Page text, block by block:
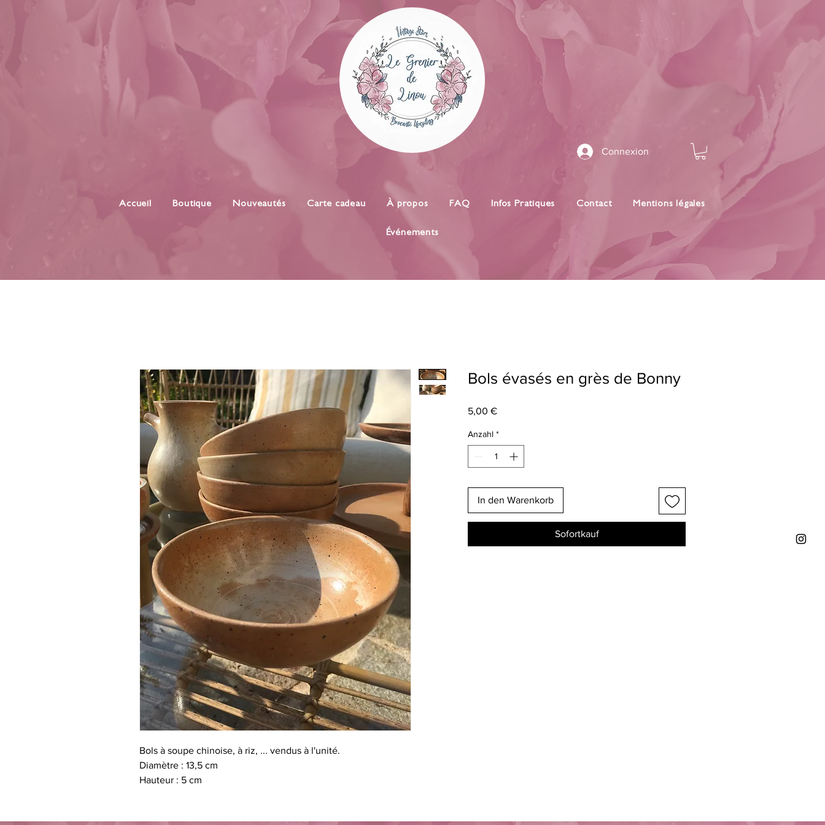
Connexion
Accueil Boutique Nouveautés Carte cadeau À propos FAQ Infos Pratiques Contact Mentions légales
Événements
Bols à soupe chinoise, à riz, ... vendus à l'unité.
Diamètre : 13,5 cm
Hauteur : 5 cm
Bols évasés en grès de Bonny
5,00 €Preis
Anzahl *
In den Warenkorb
Sofortkauf